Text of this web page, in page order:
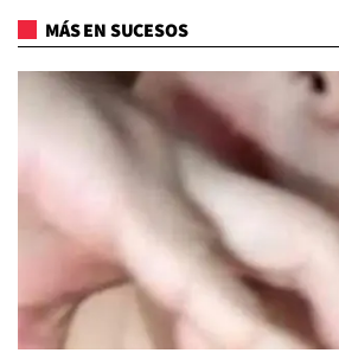
MÁS EN SUCESOS